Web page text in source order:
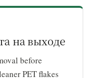
на выходе
before
PET flakes